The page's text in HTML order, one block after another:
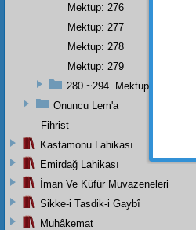
Mektup: 276
Mektup: 277
Mektup: 278
Mektup: 279
280.~294. Mektuplar
Onuncu Lem'a
Fihrist
Kastamonu Lahikası
Emirdağ Lahikası
İman Ve Küfür Muvazeneleri
Sikke-i Tasdik-i Gaybî
Muhâkemat